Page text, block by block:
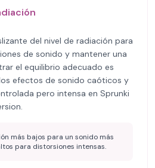
del nivel de radiación para
de sonido y mantener una
el equilibrio adecuado es
efectos de sonido caóticos y
pero intensa en Sprunki
más bajos para un sonido más
para distorsiones intensas.